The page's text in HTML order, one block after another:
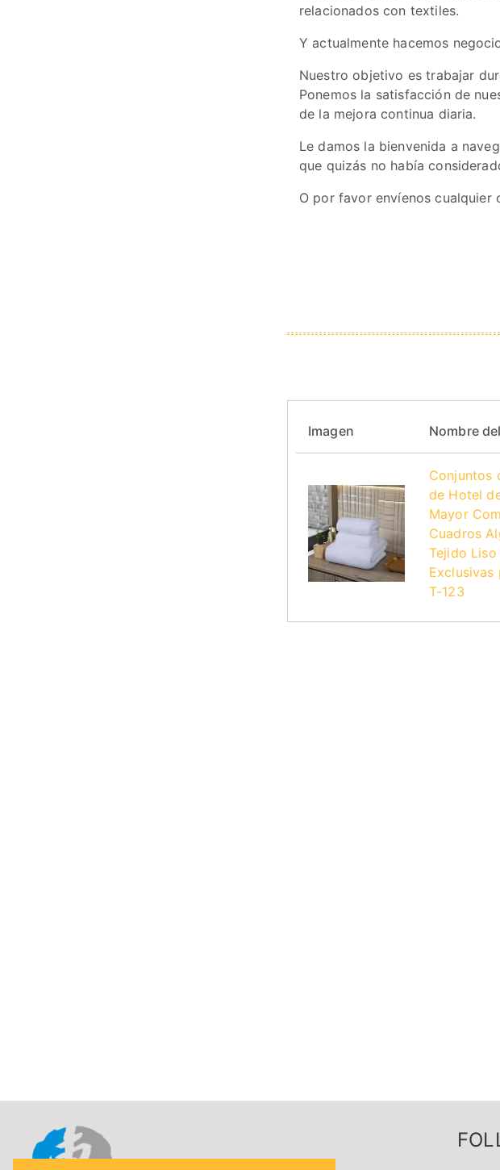
relacionados con textiles.
Y actualmente hacemos
Nuestro objetivo es trabajar
Ponemos la satisfacción de
de la mejora continua diaria.
Le damos la bienvenida a
que quizás no había
O por favor envíenos cualquier
Imagen Nombre
Conjuntos
de Hotel
Mayor
Cuadros
Tejido
Exclusivas
T-123